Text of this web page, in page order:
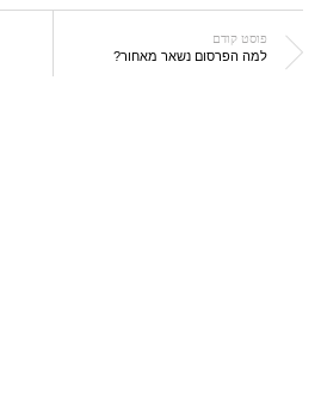
פוסט קודם
למה הפרסום נשאר מאחור?